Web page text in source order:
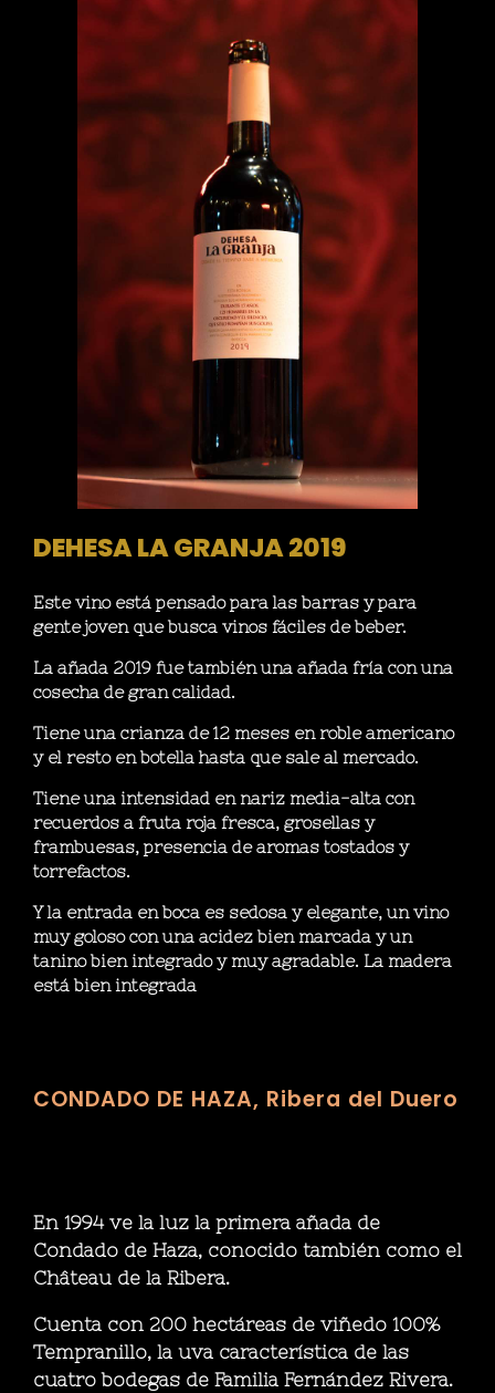
DEHESA LA GRANJA 2019
Este vino está pensado para las barras y para
gente joven que busca vinos fáciles de beber.
La añada 2019 fue también una añada fría con una
cosecha de gran calidad.
Tiene una crianza de 12 meses en roble americano
y el resto en botella hasta que sale al mercado.
Tiene una intensidad en nariz media-alta con
recuerdos a fruta roja fresca, grosellas y
frambuesas, presencia de aromas tostados y
torrefactos.
Y la entrada en boca es sedosa y elegante, un vino
muy goloso con una acidez bien marcada y un
tanino bien integrado y muy agradable. La madera
está bien integrada
CONDADO DE HAZA, Ribera del Duero
En 1994 ve la luz la primera añada de
Condado de Haza, conocido también como el
Château de la Ribera.
Cuenta con 200 hectáreas de viñedo 100%
Tempranillo, la uva característica de las
cuatro bodegas de Familia Fernández Rivera.